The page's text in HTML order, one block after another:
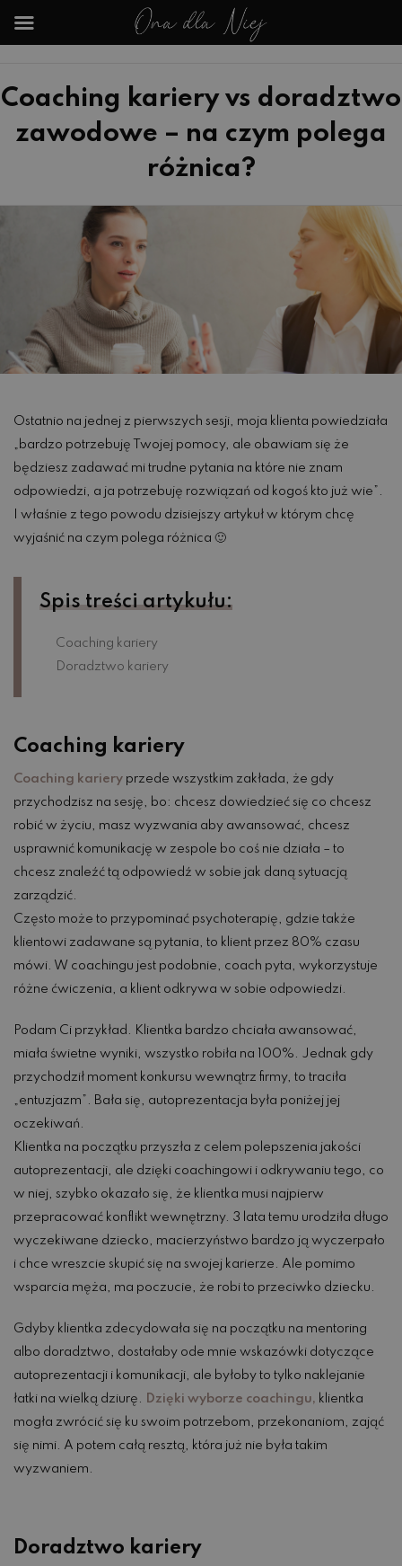
Coaching kariery vs doradztwo
zawodowe – na czym polega
różnica?
Ostatnio na jednej z pierwszych sesji, moja klienta powiedziała
„bardzo potrzebuję Twojej pomocy, ale obawiam się że
będziesz zadawać mi trudne pytania na które nie znam
odpowiedzi, a ja potrzebuję rozwiązań od kogoś kto już wie”.
I właśnie z tego powodu dzisiejszy artykuł w którym chcę
wyjaśnić na czym polega różnica 🙂
Spis treści artykułu:
Coaching kariery
Doradztwo kariery
Coaching kariery
Coaching kariery przede wszystkim zakłada, że gdy
przychodzisz na sesję, bo: chcesz dowiedzieć się co chcesz
robić w życiu, masz wyzwania aby awansować, chcesz
usprawnić komunikację w zespole bo coś nie działa – to
chcesz znaleźć tą odpowiedź w sobie jak daną sytuacją
zarządzić.
Często może to przypominać psychoterapię, gdzie także
klientowi zadawane są pytania, to klient przez 80% czasu
mówi. W coachingu jest podobnie, coach pyta, wykorzystuje
różne ćwiczenia, a klient odkrywa w sobie odpowiedzi.
Podam Ci przykład. Klientka bardzo chciała awansować,
miała świetne wyniki, wszystko robiła na 100%. Jednak gdy
przychodził moment konkursu wewnątrz firmy, to traciła
„entuzjazm”. Bała się, autoprezentacja była poniżej jej
oczekiwań.
Klientka na początku przyszła z celem polepszenia jakości
autoprezentacji, ale dzięki coachingowi i odkrywaniu tego, co
w niej, szybko okazało się, że klientka musi najpierw
przepracować konflikt wewnętrzny. 3 lata temu urodziła długo
wyczekiwane dziecko, macierzyństwo bardzo ją wyczerpało
i chce wreszcie skupić się na swojej karierze. Ale pomimo
wsparcia męża, ma poczucie, że robi to przeciwko dziecku.
Gdyby klientka zdecydowała się na początku na mentoring
albo doradztwo, dostałaby ode mnie wskazówki dotyczące
autoprezentacji i komunikacji, ale byłoby to tylko naklejanie
łatki na wielką dziurę.
Dzięki wyborze coachingu, klientka
mogła zwrócić się ku swoim potrzebom, przekonaniom, zająć
się nimi. A potem całą resztą, która już nie była takim
wyzwaniem.
Doradztwo kariery